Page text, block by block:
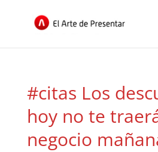
#citas Los
hoy no te
negocio